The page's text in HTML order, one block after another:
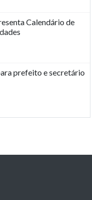
Calendário de
prefeito e secretário